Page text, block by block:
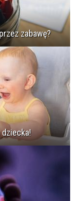
zabawę?
dziecka!